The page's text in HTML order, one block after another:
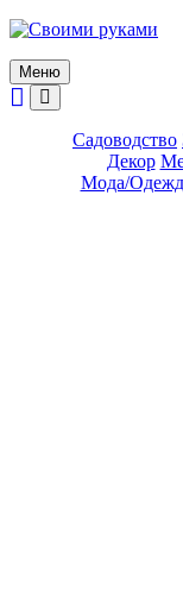
Skip
content
Меню
Садоводство
Декор
Мода/